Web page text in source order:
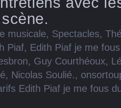
musicale, Spectacles,
Piaf, Edith Piaf je me
, Guy Courthéoux,
, Nicolas Soulié.,
Edith Piaf je me fous